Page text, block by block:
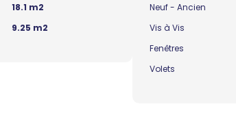
18.1 m2
9.25 m2
Neuf - Ancien
Vis à Vis
Fenêtres
Volets